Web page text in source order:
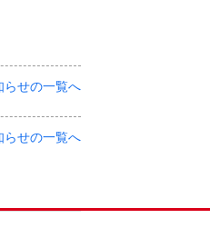
らせの一覧へ
らせの一覧へ